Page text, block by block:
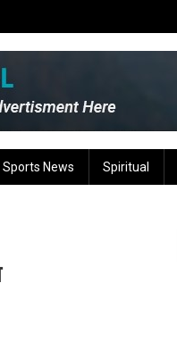
Sports News Spiritual